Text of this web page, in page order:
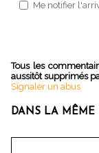
Me notifier
Tous les
aussitôt supprimés
Signaler un abus
DANS LA MÊME